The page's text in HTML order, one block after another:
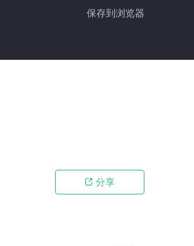
保存到浏览器
 分享